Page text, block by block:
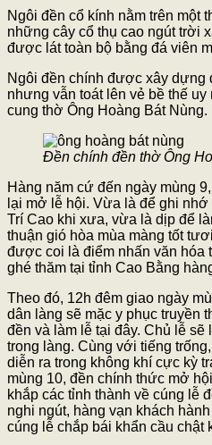
Ngôi đền cổ kính nằm trên một
những cây cổ thụ cao ngút trời
được lát toàn bộ bằng đá viên
Ngôi đền chính được xây dựng
nhưng vẫn toát lên vẻ bề thế
cung thờ Ông Hoàng Bát Nùng.
Đền chính đền thờ Ông
Hàng năm cứ đến ngày mùng
lại mở lễ hội. Vừa là để ghi
Trí Cao khi xưa, vừa là dịp để
thuận gió hòa mùa màng tốt
được coi là điểm nhấn văn hóa
ghé thăm tại tỉnh Cao Bằng
Theo đó, 12h đêm giao ngày
dân làng sẽ mặc y phục truyền
đền và làm lễ tại đây. Chủ lễ sẽ
trong làng. Cùng với tiếng
diễn ra trong không khí cực kỳ
mùng 10, đền chính thức mở
khắp các tỉnh thành về cúng lễ
nghi ngút, hàng vạn khách
cúng lễ chắp bái khẩn cầu chật